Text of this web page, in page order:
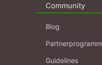
Community
Blog
Partnerprogramm
Guidelines